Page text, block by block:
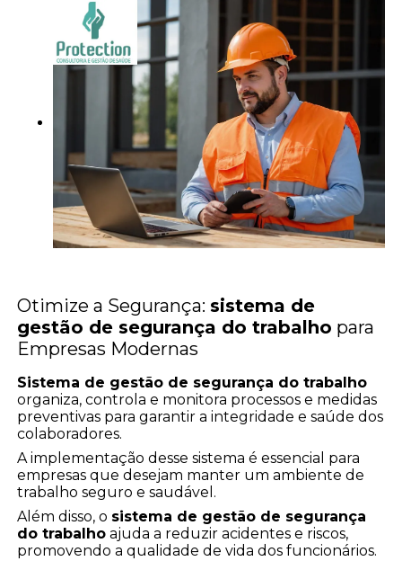
Otimize a Segurança: sistema de
gestão de segurança do trabalho para
Empresas Modernas
Sistema de gestão de segurança do trabalho
organiza, controla e monitora processos e medidas
preventivas para garantir a integridade e saúde dos
colaboradores.
A implementação desse sistema é essencial para
empresas que desejam manter um ambiente de
trabalho seguro e saudável.
Além disso, o sistema de gestão de segurança
do trabalho ajuda a reduzir acidentes e riscos,
promovendo a qualidade de vida dos funcionários.